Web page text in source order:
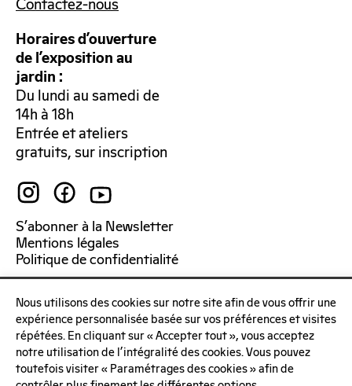
Contactez-nous
Horaires d’ouverture
de l’exposition au
jardin :
Du lundi au samedi de
14h à 18h
Entrée et ateliers
gratuits, sur inscription
S’abonner à la Newsletter
Mentions légales
Politique de confidentialité
Nous utilisons des cookies sur notre site afin de vous offrir une
expérience personnalisée basée sur vos préférences et visites
répétées. En cliquant sur « Accepter tout », vous acceptez
notre utilisation de l'intégralité des cookies. Vous pouvez
toutefois visiter « Paramétrages des cookies » afin de